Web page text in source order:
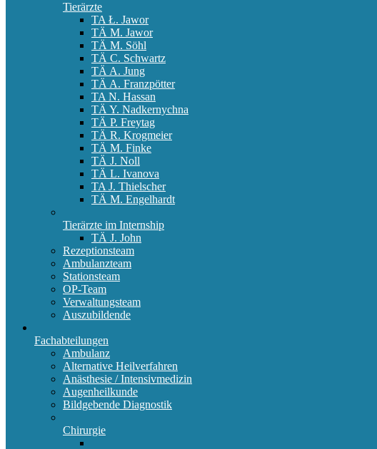
Tierärzte
TA Ł. Jawor
TÄ M. Jawor
TÄ M. Söhl
TÄ C. Schwartz
TÄ A. Jung
TÄ A. Franzpötter
TA N. Hassan
TÄ Y. Nadkernychna
TÄ P. Freytag
TÄ R. Krogmeier
TÄ M. Finke
TÄ J. Noll
TÄ L. Ivanova
TA J. Thielscher
TÄ M. Engelhardt
Tierärzte im Internship
TÄ J. John
Rezeptionsteam
Ambulanzteam
Stationsteam
OP-Team
Verwaltungsteam
Auszubildende
Fachabteilungen
Ambulanz
Alternative Heilverfahren
Anästhesie / Intensivmedizin
Augenheilkunde
Bildgebende Diagnostik
Chirurgie